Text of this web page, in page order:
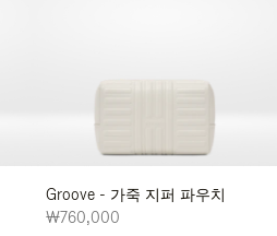
Groove - 가죽 지퍼 파우치
₩760,000